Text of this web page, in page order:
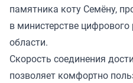
памятника коту Семёну,
в министерстве
области.
Скорость соединения
позволяет комфортно